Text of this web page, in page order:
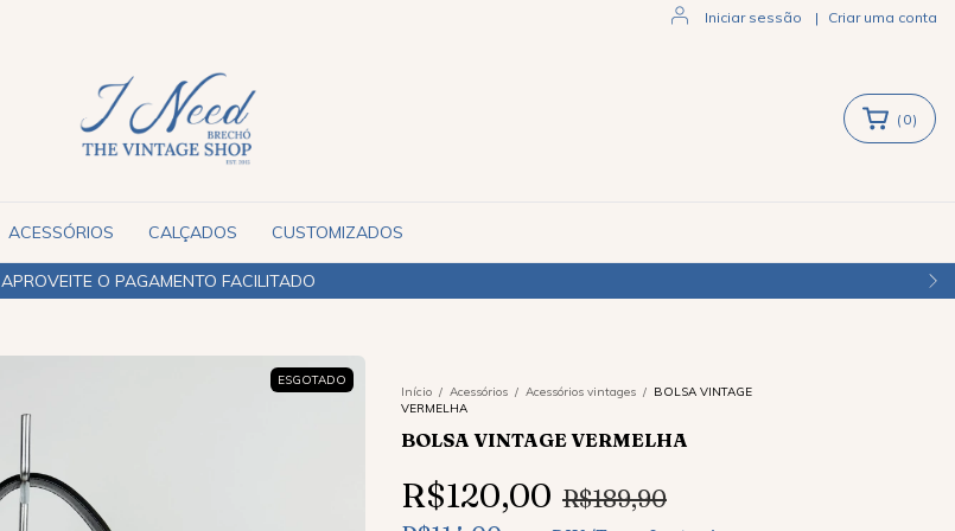
Iniciar sessão | Criar uma conta
APROVEITE O PAGAMENTO FACILITADO
( 0)
ACESSÓRIOS CALÇADOS CUSTOMIZADOS
ESGOTADO
Início / Acessórios / Acessórios vintages / BOLSA VINTAGE
VERMELHA
BOLSA VINTAGE VERMELHA
R$120,00 R$189,90